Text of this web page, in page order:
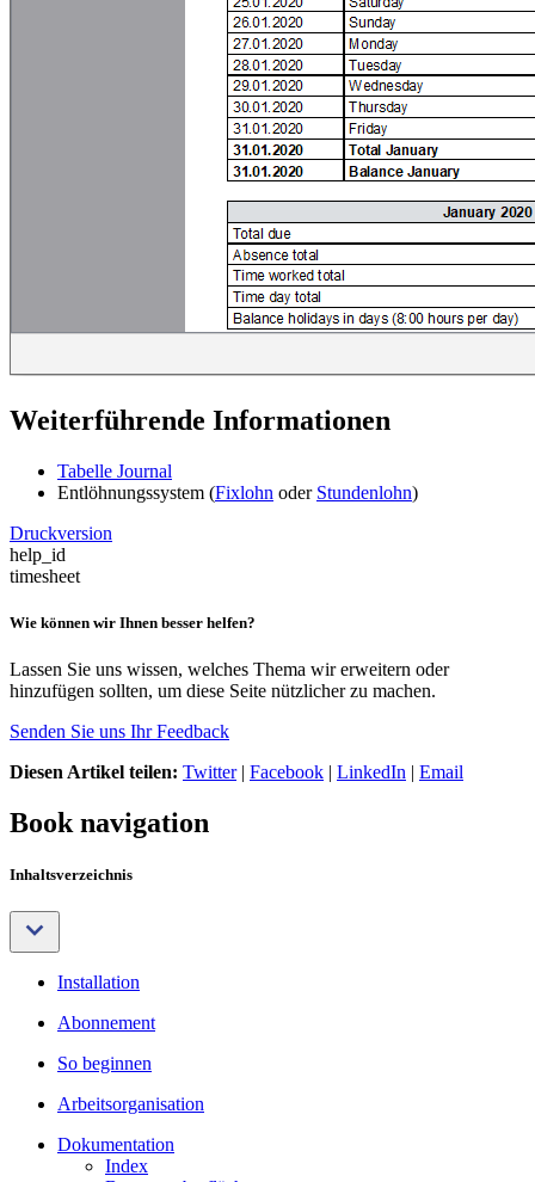
Weiterführende Informationen
Tabelle Journal
Entlöhnungssystem (Fixlohn oder Stundenlohn)
Druckversion
help_id
timesheet
Wie können wir Ihnen besser helfen?
Lassen Sie uns wissen, welches Thema wir erweitern oder
hinzufügen sollten, um diese Seite nützlicher zu machen.
Senden Sie uns Ihr Feedback
Diesen Artikel teilen: Twitter| Facebook | LinkedIn | Email
Book navigation
Inhaltsverzeichnis
Installation
Abonnement
So beginnen
Arbeitsorganisation
Dokumentation
Index